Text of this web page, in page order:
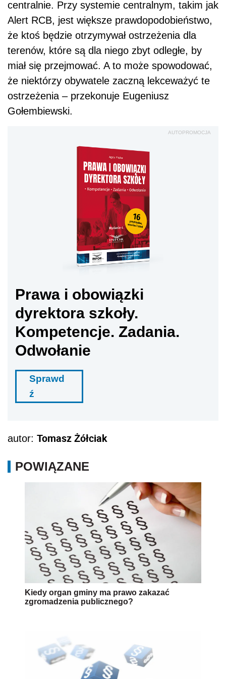
centralnie. Przy systemie centralnym, takim jak
Alert RCB, jest większe prawdopodobieństwo,
że ktoś będzie otrzymywał ostrzeżenia dla
terenów, które są dla niego zbyt odległe, by
miał się przejmować. A to może spowodować,
że niektórzy obywatele zaczną lekceważyć te
ostrzeżenia – przekonuje Eugeniusz
Gołembiewski.
AUTOPROMOCJA
Prawa i obowiązki
dyrektora szkoły.
Kompetencje. Zadania.
Odwołanie
Sprawd
ź
autor: Tomasz Żółciak
POWIĄZANE
Kiedy organ gminy ma prawo zakazać
zgromadzenia publicznego?